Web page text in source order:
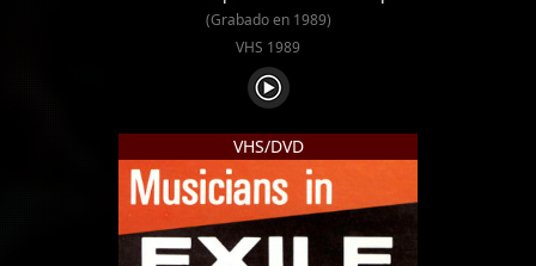
(Grabado en 1989)
VHS 1989
VHS/DVD